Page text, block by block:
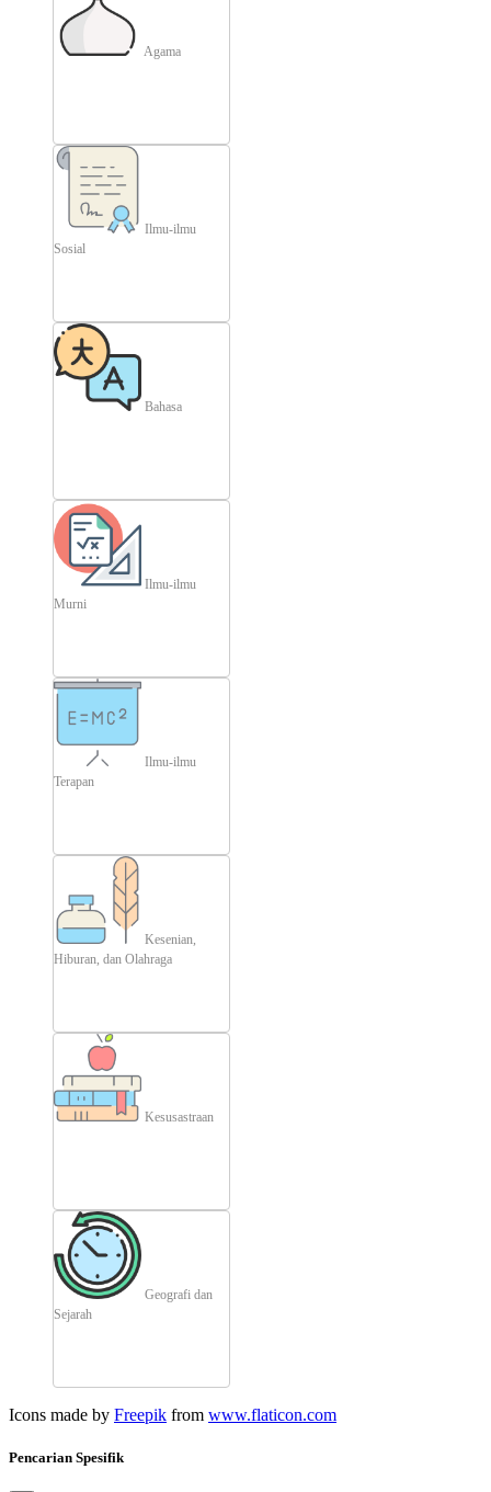
Agama
Ilmu-ilmu
Sosial
Bahasa
Ilmu-ilmu
Murni
Ilmu-ilmu
Terapan
Kesenian,
Hiburan, dan Olahraga
Kesusastraan
Geografi dan
Sejarah
Icons made by Freepik from www.flaticon.com
Pencarian Spesifik